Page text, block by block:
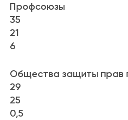
Профсоюзы
35
21
6
Общества защиты прав
29
25
0,5